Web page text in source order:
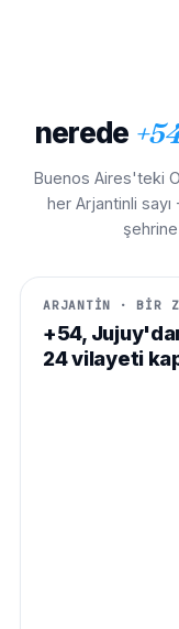
nerede
Buenos Aires'teki
her Arjantinli
ARJANTİN · BİR
+54,
24 vilayeti